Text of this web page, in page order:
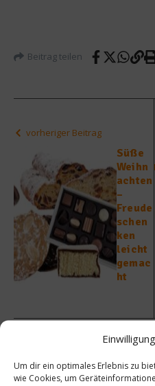
Um dir ein optimales Erlebnis zu
wie Cookies, um
Beitrag teilen
vorheriger Beitrag
Süße
Weihn
achten
–
Freude
schen
ken
leicht
gemac
ht
Ähnliche Beiträge